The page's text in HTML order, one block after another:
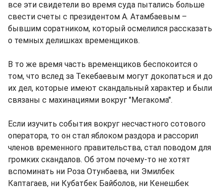
все эти свидетели во время суда пытались больше
свести счеты с президентом А. Атамбаевым –
бывшим соратником, который осмелился рассказать
о темных делишках временщиков.
В то же время часть временщиков беспокоится о
том, что вслед за Текебаевым могут докопаться и до
их дел, которые имеют скандальный характер и были
связаны с махинациями вокруг "Мегакома".
Если изучить события вокруг несчастного сотового
оператора, то он стал яблоком раздора и рассорил
членов временного правительства, стал поводом для
громких скандалов. Об этом почему-то не хотят
вспоминать ни Роза Отунбаева, ни Эмилбек
Каптагаев, ни Кубатбек Байболов, ни Кенешбек